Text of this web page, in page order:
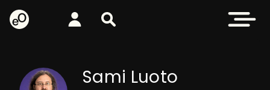
eOppiva - Etusivulle
Kirjaudu Etsi sivustolta Avaa
Sami Luoto